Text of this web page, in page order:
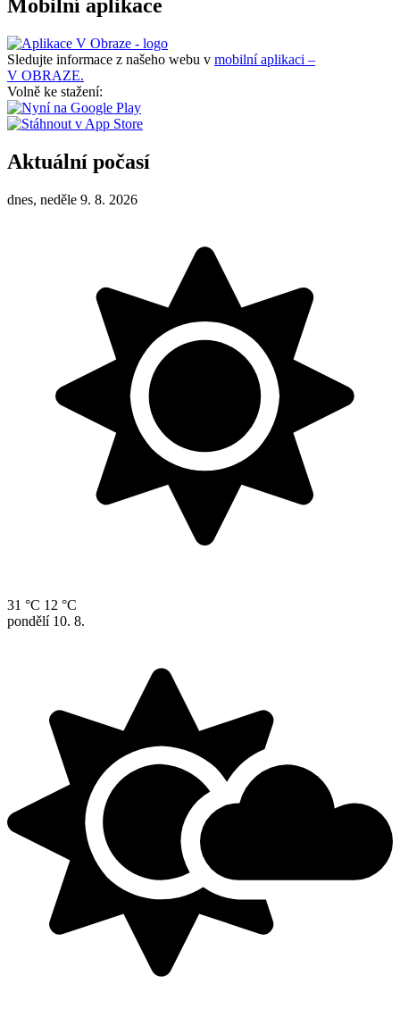
Mobilní aplikace
Sledujte informace z našeho webu v mobilní aplikaci –
V OBRAZE.
Volně ke stažení:
Aktuální počasí
dnes, neděle 9. 8. 2026
31 °C 12 °C
pondělí 10. 8.